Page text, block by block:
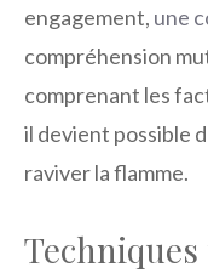
engagement, une
compréhension
comprenant les
il devient possible
raviver la flamme.